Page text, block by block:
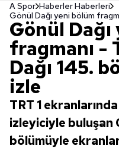
A Spor Haberler Haberleri
Gönül
fragmanı -
Dağı 145.
izle
TRT 1
izleyiciyle buluşan
bölümüyle